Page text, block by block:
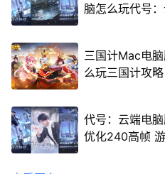
脑怎么玩代号
三国计Mac电
么玩三国计攻略
代号：云端电
优化240高帧